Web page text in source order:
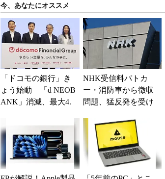
今、あなたにオススメ
「ドコモの銀行」き
ょう始動 「d NEOB
ANK」消滅、最大4.
NHK受信料パトカ
ー・消防車から徴収
問題、猛反発を受け
く」と会長